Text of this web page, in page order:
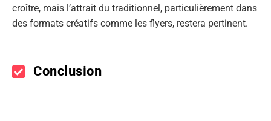
croître, mais l’attrait du traditionnel, particulièrement dans
des formats créatifs comme les flyers, restera pertinent.
Conclusion